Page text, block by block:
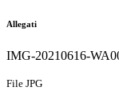
Allegati
IMG-20210616-
File JPG